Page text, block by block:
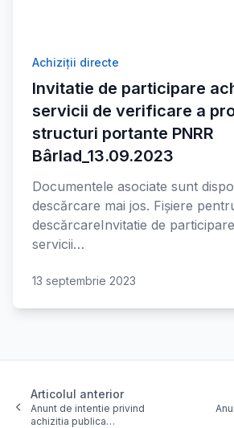
Achiziții directe
Invitatie de participare
servicii de verificare a
structuri portante PNRR
Bârlad_13.09.2023
Documentele asociate sunt
descărcare mai jos. Fișiere
descărcareInvitatie de
servicii…
13 septembrie 2023
Articolul anterior
Anunt de intentie privind
achizitia publica…